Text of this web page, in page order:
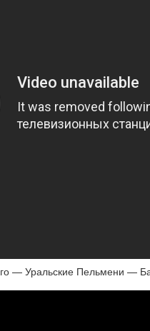
— Уральские Пельмени —